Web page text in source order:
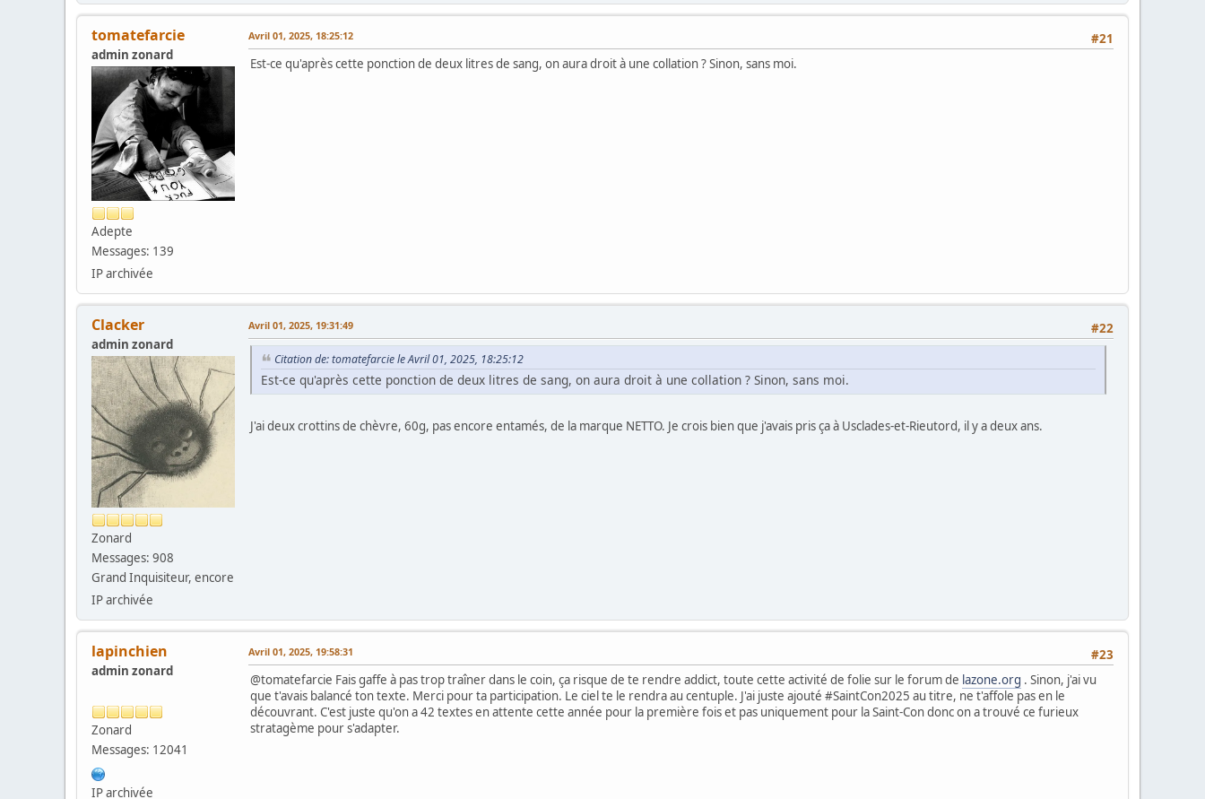
tomatefarcie
admin zonard
Adepte
Messages: 139
IP archivée
#21
Avril 01, 2025, 18:25:12
Est-ce qu'après cette ponction de deux litres de sang, on aura droit à une collation ? Sinon, sans moi.
Clacker
admin zonard
Zonard
Messages: 908
Grand Inquisiteur, encore
IP archivée
#22
Avril 01, 2025, 19:31:49
Citation de: tomatefarcie le Avril 01, 2025, 18:25:12
Est-ce qu'après cette ponction de deux litres de sang, on aura droit à une collation ? Sinon, sans moi.
J'ai deux crottins de chèvre, 60g, pas encore entamés, de la marque NETTO. Je crois bien que j'avais pris ça à Usclades-et-Rieutord, il y a deux ans.
lapinchien
admin zonard
Zonard
Messages: 12041
IP archivée
#23
Avril 01, 2025, 19:58:31
@tomatefarcie Fais gaffe à pas trop traîner dans le coin, ça risque de te rendre addict, toute cette activité de folie sur le forum de lazone.org . Sinon, j'ai vu
que t'avais balancé ton texte. Merci pour ta participation. Le ciel te le rendra au centuple. J'ai juste ajouté #SaintCon2025 au titre, ne t'affole pas en le
découvrant. C'est juste qu'on a 42 textes en attente cette année pour la première fois et pas uniquement pour la Saint-Con donc on a trouvé ce furieux
stratagème pour s'adapter.